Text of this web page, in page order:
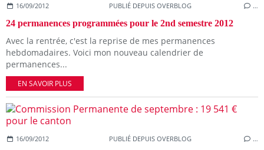
16/09/2012 PUBLIÉ DEPUIS OVERBLOG …
24 permanences programmées pour le 2nd semestre 2012
Avec la rentrée, c'est la reprise de mes permanences
hebdomadaires. Voici mon nouveau calendrier de
permanences...
EN SAVOIR PLUS
16/09/2012 PUBLIÉ DEPUIS OVERBLOG …